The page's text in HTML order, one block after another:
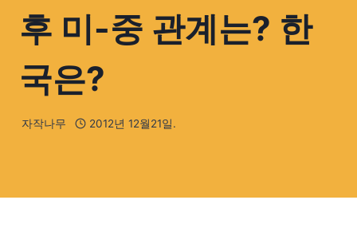
후 미-중 관계는? 한
국은?
자작나무 2012년 12월21일.